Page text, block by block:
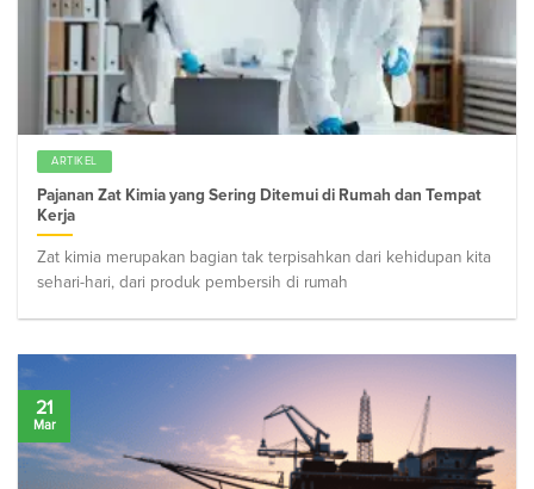
ARTIKEL
Pajanan Zat Kimia yang Sering Ditemui di Rumah dan Tempat
Kerja
Zat kimia merupakan bagian tak terpisahkan dari kehidupan kita
sehari-hari, dari produk pembersih di rumah
21
Mar